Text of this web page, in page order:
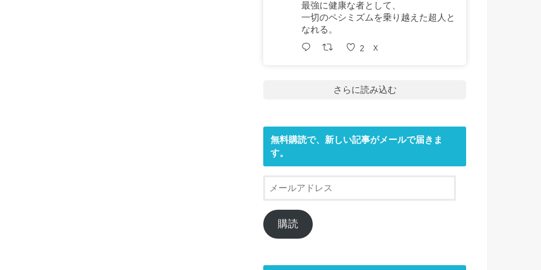
最強に健康な者として、
一切のペシミズムを乗り越えた超人と
なれる。
2 X
さらに読み込む
無料購読で、新しい記事がメールで届きま
す。
ー
ア
ド
購読